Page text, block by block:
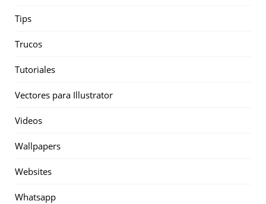
Tips
Trucos
Tutoriales
Vectores para Illustrator
Videos
Wallpapers
Websites
Whatsapp